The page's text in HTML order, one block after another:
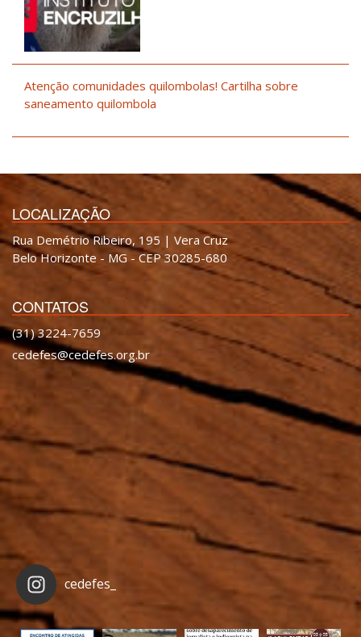
Atenção comunidades quilombolas! Cartilha sobre
saneamento quilombola
LOCALIZAÇÃO
Rua Demétrio Ribeiro, 195 | Vera Cruz
Belo Horizonte - MG - CEP 30285-680
CONTATOS
(31) 3224-7659
cedefes@cedefes.org.br
cedefes_